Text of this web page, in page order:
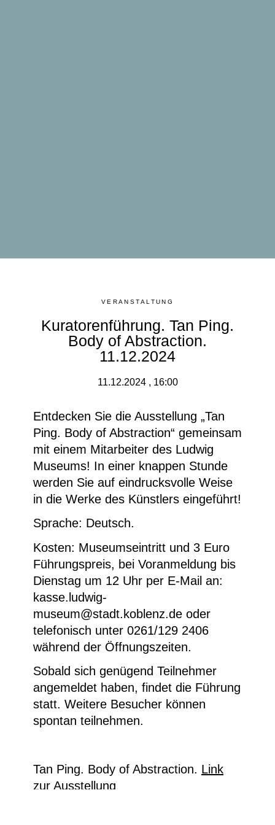
VERANSTALTUNG
Kuratorenführung. Tan Ping.
Body of Abstraction.
11.12.2024
11.12.2024 , 16:00
Entdecken Sie die Ausstellung „Tan
Ping. Body of Abstraction“ gemeinsam
mit einem Mitarbeiter des Ludwig
Museums! In einer knappen Stunde
werden Sie auf eindrucksvolle Weise
in die Werke des Künstlers eingeführt!
Sprache: Deutsch.
Kosten: Museumseintritt und 3 Euro
Führungspreis, bei Voranmeldung bis
Dienstag um 12 Uhr per E-Mail an:
kasse.ludwig-
museum@stadt.koblenz.de oder
telefonisch unter 0261/129 2406
während der Öffnungszeiten.
Sobald sich genügend Teilnehmer
angemeldet haben, findet die Führung
statt. Weitere Besucher können
spontan teilnehmen.
Tan Ping. Body of Abstraction. Link
zur Ausstellung